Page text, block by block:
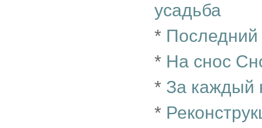
усадьба
*
* На снос
* За каждый
*